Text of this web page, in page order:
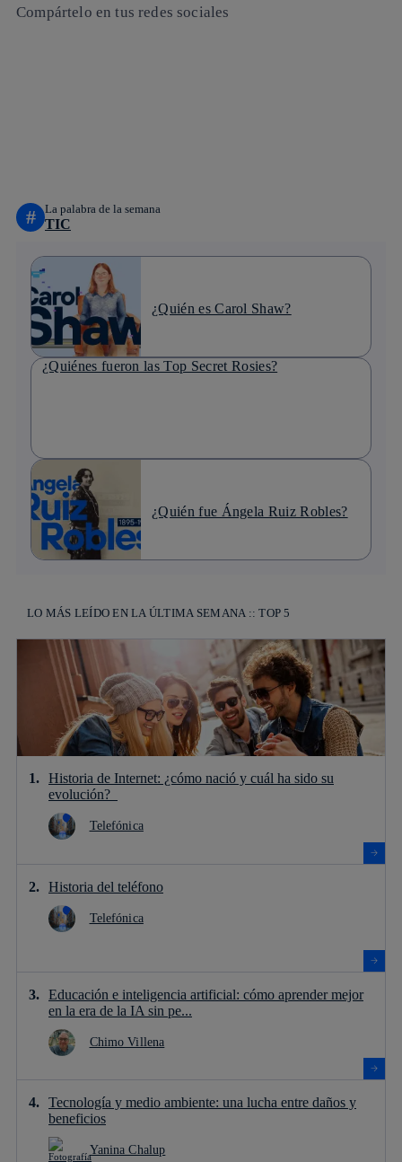
Compártelo en tus redes sociales
# La palabra de la semana
TIC
¿Quién es Carol Shaw?
¿Quiénes fueron las Top Secret Rosies?
¿Quién fue Ángela Ruiz Robles?
LO MÁS LEÍDO EN LA ÚLTIMA SEMANA :: TOP 5
Historia de Internet: ¿cómo nació y cuál ha sido su
evolución?
Telefónica
Historia del teléfono
Telefónica
Educación e inteligencia artificial: cómo aprender mejor
en la era de la IA sin pe...
Chimo Villena
Tecnología y medio ambiente: una lucha entre daños y
beneficios
Yanina Chalup